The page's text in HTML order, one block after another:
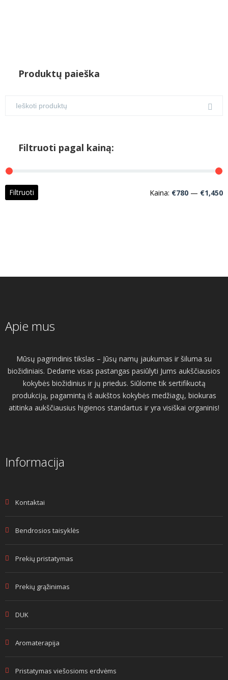
Produktų paieška
Filtruoti pagal kainą:
Filtruoti Kaina: €780 — €1,450
Apie mus
Mūsų pagrindinis tikslas – Jūsų namų jaukumas ir šiluma su
biožidiniais. Dedame visas pastangas pasiūlyti Jums aukščiausios
kokybės biožidinius ir jų priedus. Siūlome tik sertifikuotą
produkciją, pagamintą iš aukštos kokybės medžiagų, biokuras
atitinka aukščiausius higienos standartus ir yra visiškai organinis!
Informacija
Kontaktai
Bendrosios taisyklės
Prekių pristatymas
Prekių grąžinimas
DUK
Aromaterapija
Pristatymas viešosioms erdvėms